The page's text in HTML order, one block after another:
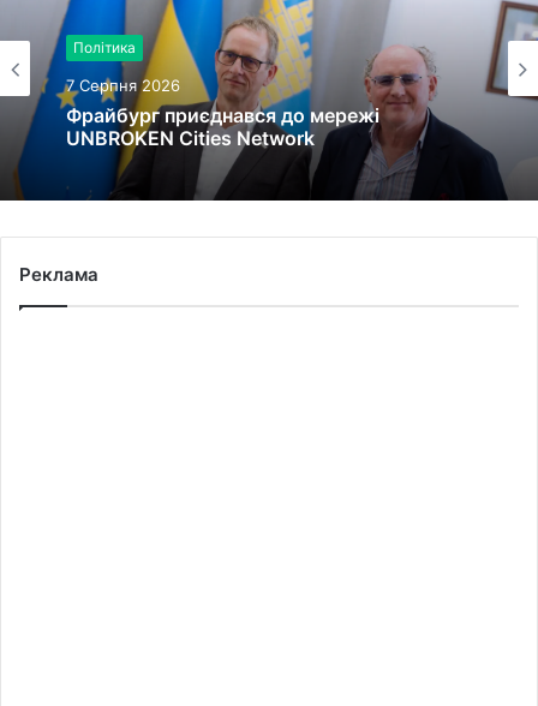
Політика
7 Серпня 2026
Фрайбург приєднався до мережі
UNBROKEN Cities Network
Реклама